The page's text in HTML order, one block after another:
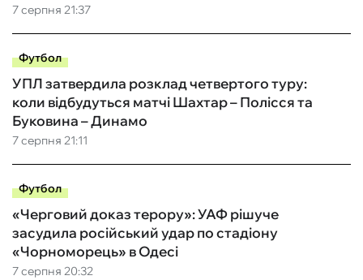
7 серпня 21:37
Футбол
7 серпня 21:11
УПЛ затвердила розклад четвертого туру:
коли відбудуться матчі Шахтар – Полісся та
Буковина – Динамо
Футбол
7 серпня 20:32
«Черговий доказ терору»: УАФ рішуче
засудила російський удар по стадіону
«Чорноморець» в Одесі